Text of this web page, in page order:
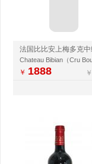
￥ 1888 ￥